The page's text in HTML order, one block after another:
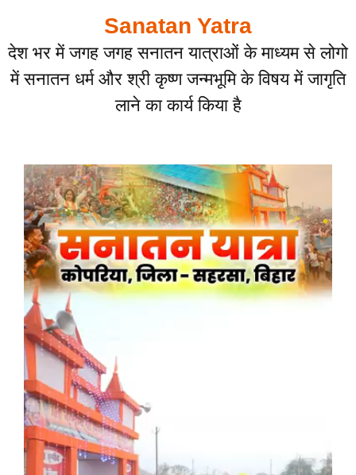
Sanatan Yatra
देश भर में जगह जगह सनातन यात्राओं के माध्यम से लोगो
में सनातन धर्म और श्री कृष्ण जन्मभूमि के विषय में जागृति
लाने का कार्य किया है